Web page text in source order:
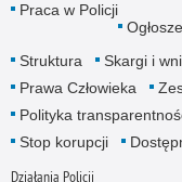
Praca w Policji
Struktura
Skargi i
Prawa Człowieka
Polityka
Stop korupcji
Działania Policji